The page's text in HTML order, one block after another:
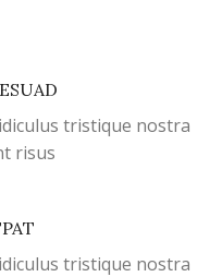
tristique nostra
risus
tristique nostra